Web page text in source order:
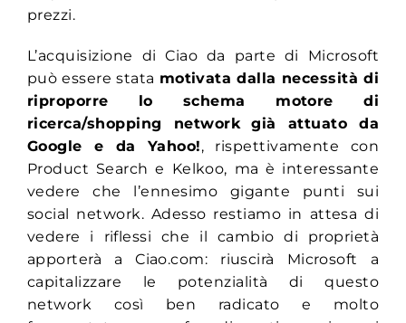
prezzi.
L’acquisizione di Ciao da parte di Microsoft
può essere stata motivata dalla necessità di
riproporre lo schema motore di
ricerca/shopping network
già attuato da
Google e da Yahoo!, rispettivamente con
Product Search e Kelkoo, ma è interessante
vedere che l’ennesimo gigante punti sui
social network. Adesso restiamo in attesa di
vedere i riflessi che il cambio di proprietà
apporterà a Ciao.com: riuscirà Microsoft a
capitalizzare le potenzialità di questo
network così ben radicato e molto